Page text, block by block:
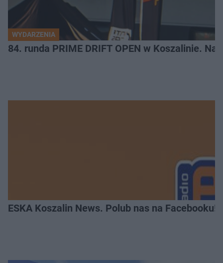
WYDARZENIA
84. runda PRIME DRIFT OPEN w Koszalinie.
ESKA Koszalin News. Polub nas na Facebooku!